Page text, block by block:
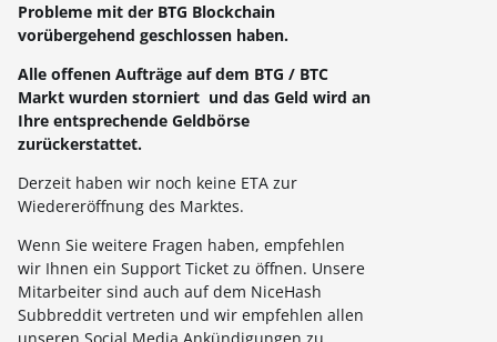
Probleme mit der BTG Blockchain
vorübergehend geschlossen haben.
Alle offenen Aufträge auf dem BTG / BTC
Markt wurden storniert und das Geld wird an
Ihre entsprechende Geldbörse
zurückerstattet.
Derzeit haben wir noch keine ETA zur
Wiedereröffnung des Marktes.
Wenn Sie weitere Fragen haben, empfehlen
wir Ihnen ein Support Ticket zu öffnen. Unsere
Mitarbeiter sind auch auf dem NiceHash
Subbreddit vertreten und wir empfehlen allen